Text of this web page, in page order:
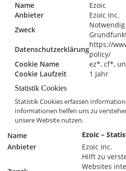
Name
Ezoic
Anbieter
Ezoic Inc.
Zweck
Datenschutzerklärung
https://
policy/
Cookie Name
ez*, cf*,
Cookie Laufzeit
1 Jahr
Statistik Cookies
Statistik Cookies erfassen
Informationen helfen uns zu
unsere Website nutzen.
Name
Ezoic –
Anbieter
Ezoic Inc.
Hilft zu
Websites